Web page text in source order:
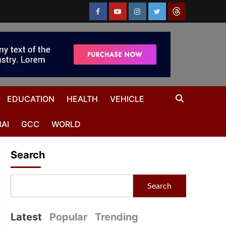
EDUCATION HEALTH VEHICLE
GCC WORLD
Search
Search
Latest Popular Trending